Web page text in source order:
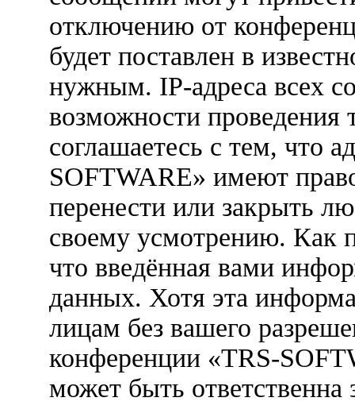
отключению от
будет поставлен в
нужным. IP-адреса всех
возможности
соглашаетесь с тем, что
SOFTWARE» имеют
перенести или закрыть
своему усмотрению. Как
что введённая вами
данных. Хотя эта
лицам без вашего
конференции «TRS-
может быть ответственна